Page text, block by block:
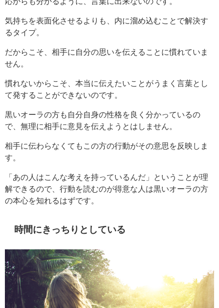
気持ちを表面化させるよりも、内に溜め込むことで解決す
るタイプ。
だからこそ、相手に自分の思いを伝えることに慣れていま
せん。
慣れないからこそ、本当に伝えたいことがうまく言葉とし
て発することができないのです。
黒いオーラの方も自分自身の性格を良く分かっているの
で、無理に相手に意見を伝えようとはしません。
相手に伝わらなくてもこの方の行動がその意思を反映しま
す。
「あの人はこんな考えを持っているんだ」ということが理
解できるので、行動を読むのが得意な人は黒いオーラの方
の本心を知れるはずです。
時間にきっちりとしている